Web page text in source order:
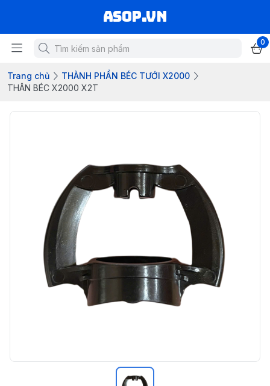
asop.vn
0
Trang chủ
THÀNH PHẦN BÉC TƯỚI X2000
THÂN BÉC X2000 X2T